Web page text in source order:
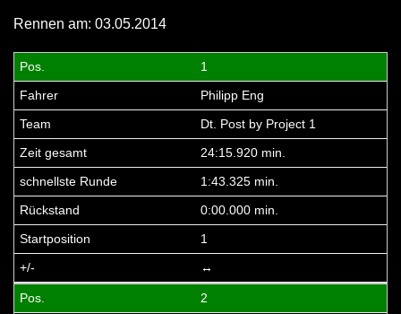
Rennen am: 03.05.2014
1
Philipp Eng
Dt. Post by Project 1
24:15.920 min.
1:43.325 min.
0:00.000 min.
1
↔
2